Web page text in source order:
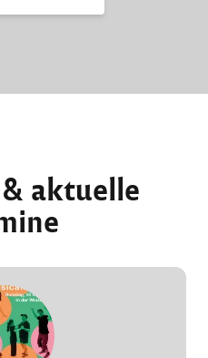
aktuelle